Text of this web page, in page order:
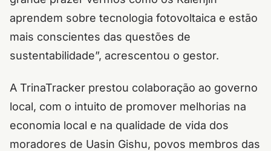
aprendem sobre tecnologia fotovoltaica e estão
mais conscientes das questões de
sustentabilidade”, acrescentou o gestor.
A TrinaTracker prestou colaboração ao governo
local, com o intuito de promover melhorias na
economia local e na qualidade de vida dos
moradores de Uasin Gishu, povos membros das